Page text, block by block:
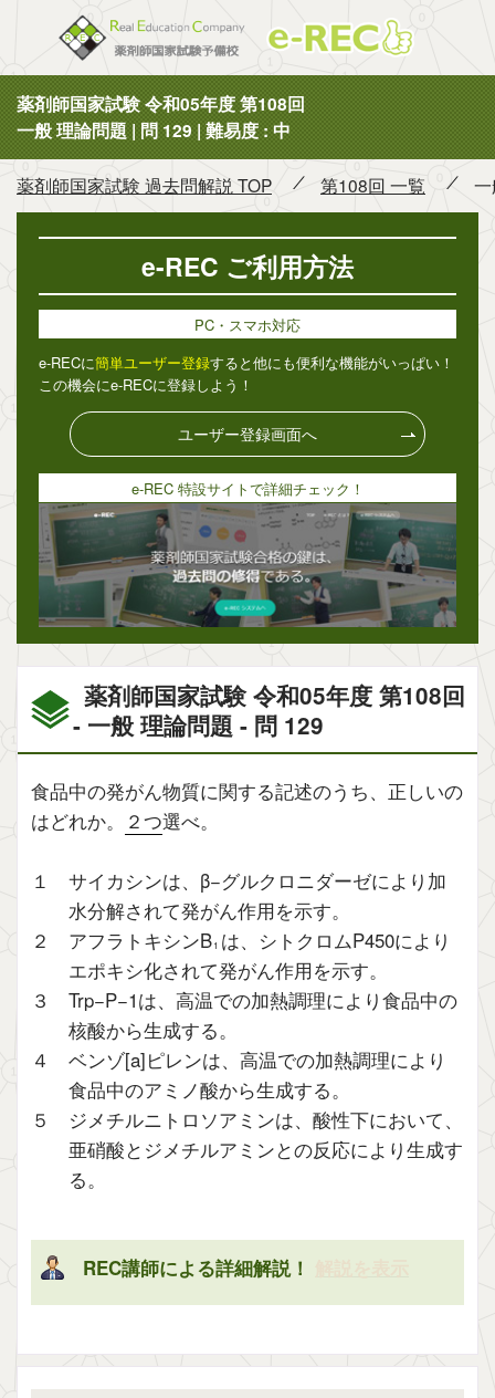
薬剤師国家試験 令和05年度 第108回
一般 理論問題 | 問 129 | 難易度 : 中
薬剤師国家試験 過去問解説 TOP 第108回 一覧
薬剤師国家試験 令和05年度 第108回
- 一般 理論問題 - 問 129
食品中の発がん物質に関する記述のうち、正しいの
はどれか。
２つ選べ。
１ サイカシンは、β−グルクロニダーゼにより加
水分解されて発がん作用を示す。
２ アフラトキシンB1 は、シトクロムP450により
エポキシ化されて発がん作用を示す。
３ Trp−P−1は、高温での加熱調理により食品中の
核酸から生成する。
４ ベンゾ[a]ピレンは、高温での加熱調理により
食品中のアミノ酸から生成する。
５ ジメチルニトロソアミンは、酸性下において、
亜硝酸とジメチルアミンとの反応により生成す
る。
REC講師による詳細解説！
e-REC ご利用方法
PC・スマホ対応
e-RECに簡単ユーザー登録すると他にも便利な機能がいっぱい！
この機会にe-RECに登録しよう！
ユーザー登録画面へ
e-REC 特設サイトで詳細チェック！